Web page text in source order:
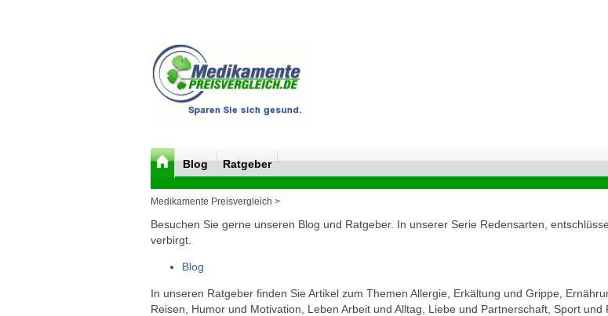
Blog Ratgeber
Medikamente Preisvergleich >
Besuchen Sie gerne unseren Blog und Ratgeber. In unserer Serie Redensarten,
verbirgt.
Blog
In unseren Ratgeber finden Sie Artikel zum Themen Allergie, Erkältung und Grippe,
Reisen, Humor und Motivation, Leben Arbeit und Alltag, Liebe und Partnerschaft, Sport und